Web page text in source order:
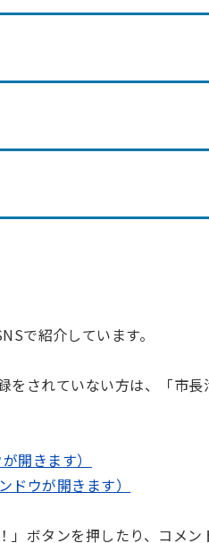
で紹介しています。
されていない方は、「市長
開きます）
ウが開きます）
ボタンを押したり、コメン